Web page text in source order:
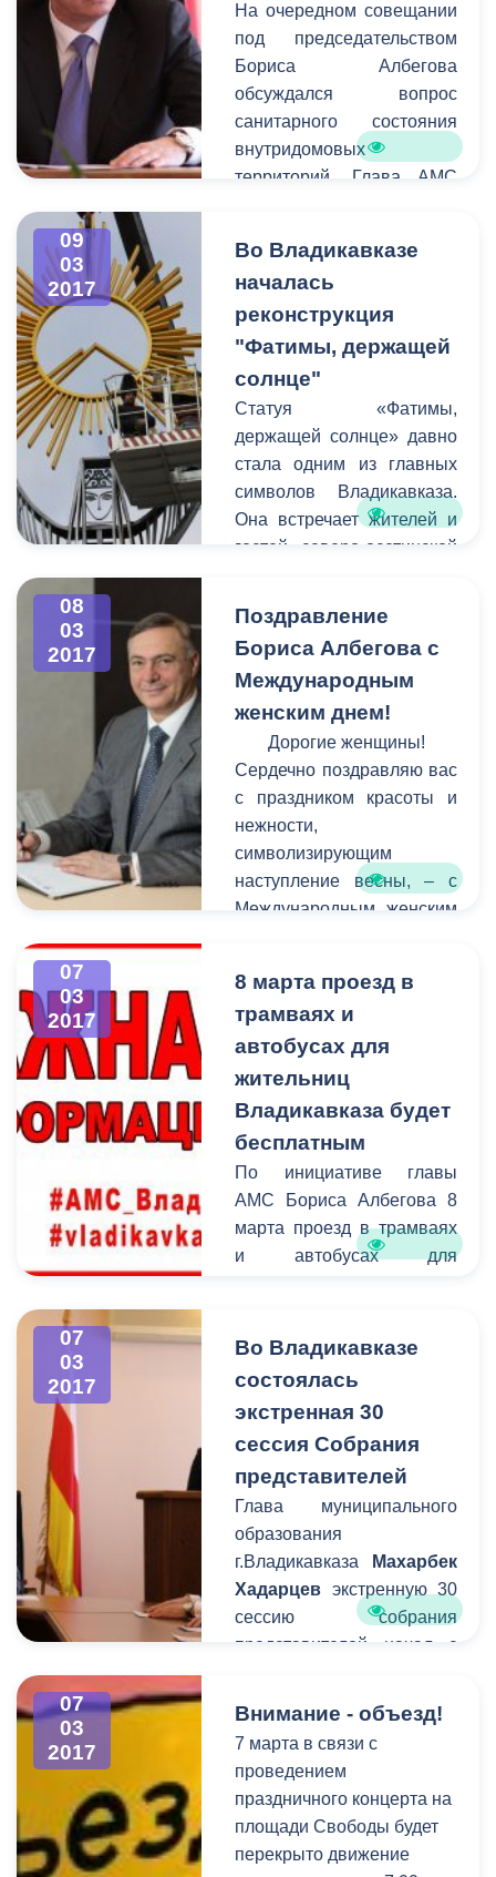
На очередном совещании
под председательством
Бориса Албегова
обсуждался вопрос
санитарного состояния
внутридомовых
территорий. Глава АМС
жителями
многоквартирных домов.
Так как вышеуказанные
территории являются
зоной ответственности
управляющих компаний
совместно,
закону не имеет права
наводить на них порядок.
09
03
2017
Во Владикавказе
началась
реконструкция
"Фатимы, держащей
солнце"
Статуя «Фатимы,
держащей солнце» давно
стала одним из главных
символов Владикавказа.
Она встречает жителей и
гостей северо-осетинской
К сожалению, в последние
годы вид сооружения
оставлял желать лучшего -
оно пострадало от
коррозии, стала заметной
усталость металла.
08
03
2017
Поздравление
Бориса Албегова с
Международным
женским днем!
Дорогие женщины!
Сердечно поздравляю вас
с праздником красоты и
нежности,
символизирующим
наступление весны, – с
Международным женским
07
03
2017
8 марта проезд в
трамваях и
автобусах для
жительниц
Владикавказа будет
бесплатным
По инициативе главы
АМС Бориса Албегова 8
марта проезд в трамваях
и автобусах для
мера станет небольшим,
представительниц
прекрасного пола города к
Международному
женскому дню. Частным
перевозчикам
рекомендовано
присоединиться к
городской акции
07
03
2017
Во Владикавказе
состоялась
экстренная 30
сессия Собрания
представителей
Глава муниципального
образования
г.Владикавказа
Махарбек
Хадарцев экстренную 30
сессию собрания
представителей начал с
Несмотря на
предпраздничное время,
срочное заседание сессии
было подготовлено за
один день.
07
03
2017
Внимание - объезд!
7 марта в связи с
проведением
праздничного концерта на
площади Свободы будет
перекрыто движение